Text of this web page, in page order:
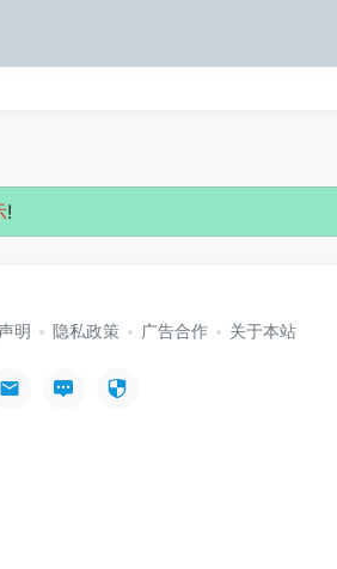
!
明 隐私政策 广告合作 关于本站